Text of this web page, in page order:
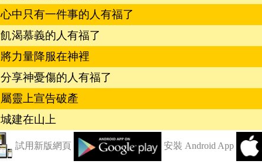
心中只有一件事的人有福了
飢渴慕義的人有福了
將力量降服在神裡
分享神憂傷的人有福了
屬靈上宣告破產
城建在山上
試用新版網頁 安裝 Android App